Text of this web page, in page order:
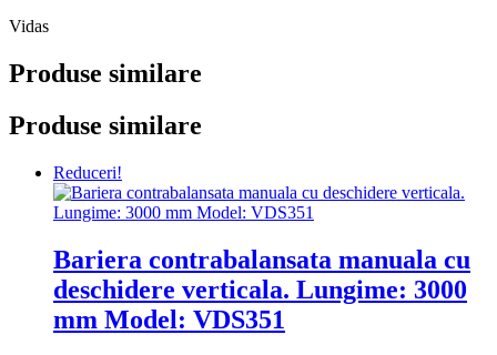
Vidas
Produse similare
Produse similare
Reduceri!
Bariera contrabalansata manuala cu
deschidere verticala. Lungime: 3000
mm Model: VDS351